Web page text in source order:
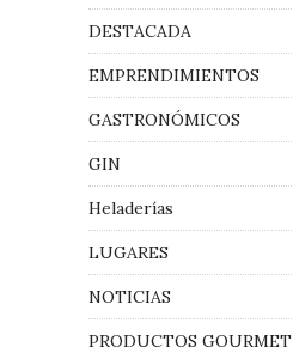
DESTACADA
EMPRENDIMIENTOS
GASTRONÓMICOS
GIN
Heladerías
LUGARES
NOTICIAS
PRODUCTOS GOURMET